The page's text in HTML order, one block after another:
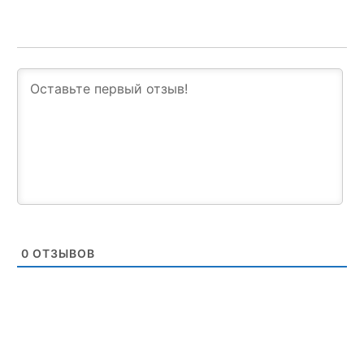
0 ОТЗЫВОВ